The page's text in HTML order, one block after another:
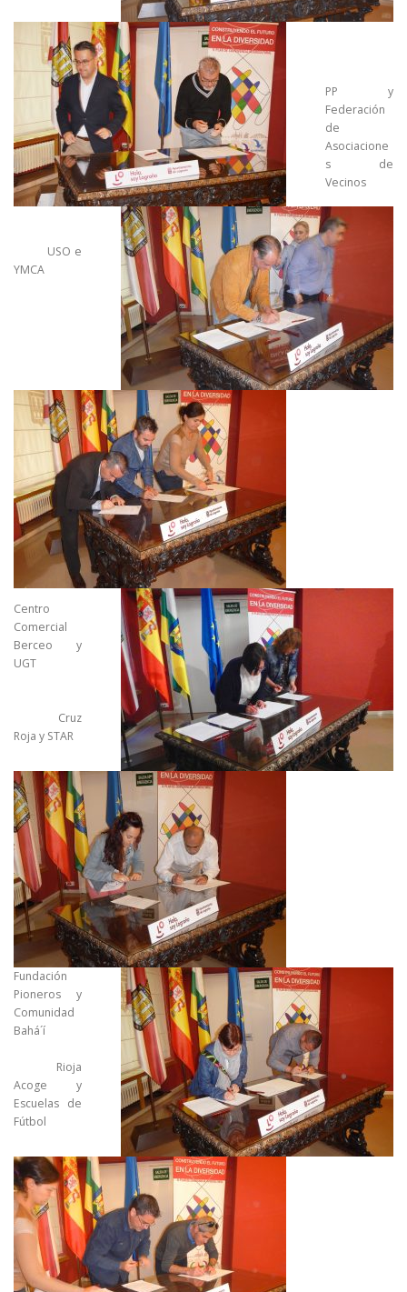
PP y
Federación
de
Asociacione
s de
Vecinos
USO e
YMCA
Centro
Comercial
Berceo y
UGT
Cruz
Roja y STAR
Fundación
Pioneros y
Comunidad
Bahá´í
Rioja
Acoge y
Escuelas de
Fútbol